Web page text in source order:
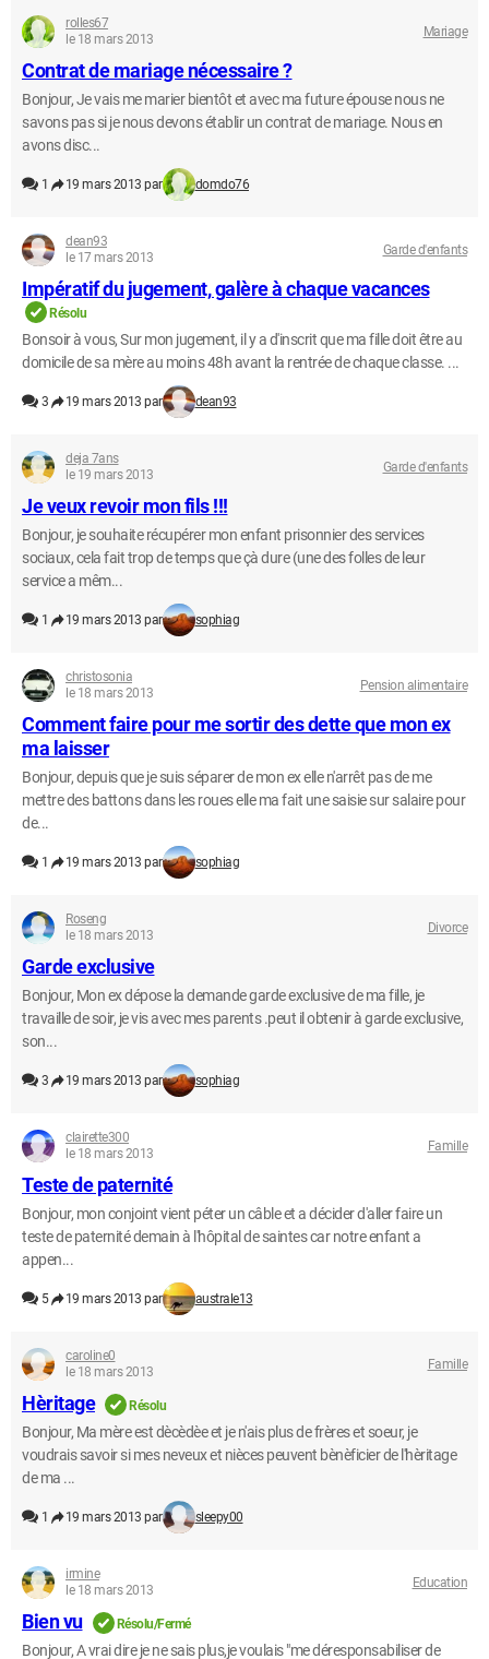
rolles67
le 18 mars 2013
Mariage
Contrat de mariage nécessaire ?
Bonjour, Je vais me marier bientôt et avec ma future épouse nous ne
savons pas si je nous devons établir un contrat de mariage. Nous en
avons disc...
1 19 mars 2013 par domdo76
dean93
le 17 mars 2013
Garde d'enfants
Impératif du jugement, galère à chaque vacances
Résolu
Bonsoir à vous, Sur mon jugement, il y a d'inscrit que ma fille doit être au
domicile de sa mère au moins 48h avant la rentrée de chaque classe. ...
3 19 mars 2013 par dean93
deja 7ans
le 19 mars 2013
Garde d'enfants
Je veux revoir mon fils !!!
Bonjour, je souhaite récupérer mon enfant prisonnier des services
sociaux, cela fait trop de temps que çà dure (une des folles de leur
service a mêm...
1 19 mars 2013 par sophiag
christosonia
le 18 mars 2013
Pension alimentaire
Comment faire pour me sortir des dette que mon ex
ma laisser
Bonjour, depuis que je suis séparer de mon ex elle n'arrêt pas de me
mettre des battons dans les roues elle ma fait une saisie sur salaire pour
de...
1 19 mars 2013 par sophiag
Roseng
le 18 mars 2013
Divorce
Garde exclusive
Bonjour, Mon ex dépose la demande garde exclusive de ma fille, je
travaille de soir, je vis avec mes parents .peut il obtenir à garde exclusive,
son...
3 19 mars 2013 par sophiag
clairette300
le 18 mars 2013
Famille
Teste de paternité
Bonjour, mon conjoint vient péter un câble et a décider d'aller faire un
teste de paternité demain à l'hôpital de saintes car notre enfant a
appen...
5 19 mars 2013 par australe13
caroline0
le 18 mars 2013
Famille
Hèritage Résolu
Bonjour, Ma mère est dècèdèe et je n'ais plus de frères et soeur, je
voudrais savoir si mes neveux et nièces peuvent bènèficier de l'hèritage
de ma ...
1 19 mars 2013 par sleepy00
irmine
le 18 mars 2013
Education
Bien vu Résolu/Fermé
Bonjour, A vrai dire je ne sais plus,je voulais "me déresponsabiliser de